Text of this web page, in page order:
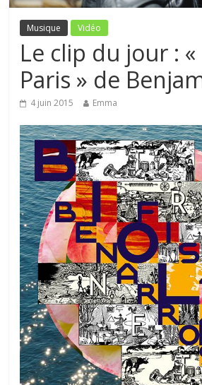
Musique Vidéo
Le clip du jour :
Paris » de
4 juin 2015 Emma